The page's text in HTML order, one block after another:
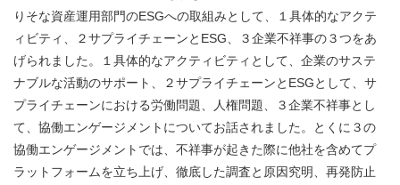
りそな資産運用部門のESGへの取組みとして、１具体的なアクテ
ィビティ、２サプライチェーンとESG、３企業不祥事の３つをあ
げられました。１具体的なアクティビティとして、企業のサステ
ナブルな活動のサポート、２サプライチェーンとESGとして、サ
プライチェーンにおける労働問題、人権問題、３企業不祥事とし
て、協働エンゲージメントについてお話されました。とくに３の
協働エンゲージメントでは、不祥事が起きた際に他社を含めてプ
ラットフォームを立ち上げ、徹底した調査と原因究明、再発防止